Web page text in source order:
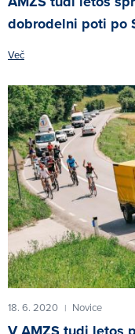
dobrodelni poti po
Več
18. 6. 2020 | Novice